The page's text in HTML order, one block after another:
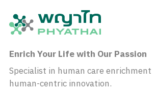
Enrich Your Life with Our Passion
Specialist in human care enrichment
human-centric innovation.